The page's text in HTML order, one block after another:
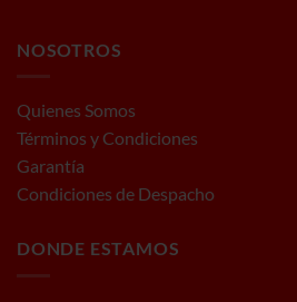
NOSOTROS
Quienes Somos
Términos y Condiciones
Garantía
Condiciones de Despacho
DONDE ESTAMOS